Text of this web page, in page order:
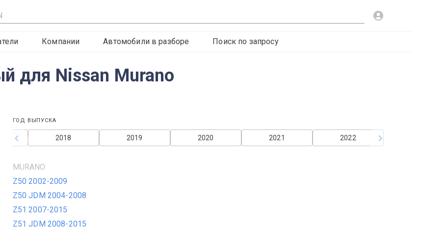
Компании Автомобили в разборе Поиск по запросу
для Nissan Murano
ГОД ВЫПУСКА
2022
2021
2020
2019
2018
MURANO
Z50 2002-2009
Z50 JDM 2004-2008
Z51 2007-2015
Z51 JDM 2008-2015